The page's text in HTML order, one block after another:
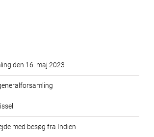
den 16. maj 2023
med besøg fra Indien